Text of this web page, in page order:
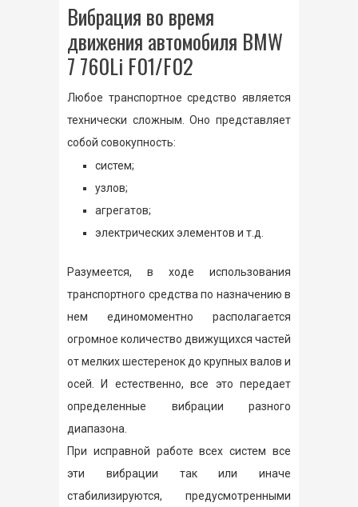
Вибрация во время
движения автомобиля BMW
7 760Li F01/F02
Любое транспортное средство является
технически сложным. Оно представляет
собой совокупность:
систем;
узлов;
агрегатов;
электрических элементов и т.д.
Разумеется, в ходе использования
транспортного средства по назначению в
нем единомоментно располагается
огромное количество движущихся частей
от мелких шестеренок до крупных валов и
осей. И естественно, все это передает
определенные вибрации разного
диапазона.
При исправной работе всех систем все
эти вибрации так или иначе
стабилизируются, предусмотренными